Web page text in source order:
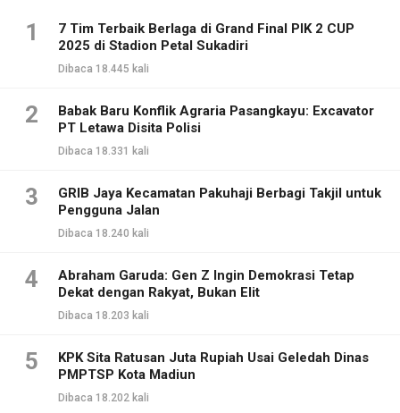
1
7 Tim Terbaik Berlaga di Grand Final PIK 2 CUP
2025 di Stadion Petal Sukadiri
Dibaca 18.445 kali
2
Babak Baru Konflik Agraria Pasangkayu: Excavator
PT Letawa Disita Polisi
Dibaca 18.331 kali
3
GRIB Jaya Kecamatan Pakuhaji Berbagi Takjil untuk
Pengguna Jalan
Dibaca 18.240 kali
4
Abraham Garuda: Gen Z Ingin Demokrasi Tetap
Dekat dengan Rakyat, Bukan Elit
Dibaca 18.203 kali
5
KPK Sita Ratusan Juta Rupiah Usai Geledah Dinas
PMPTSP Kota Madiun
Dibaca 18.202 kali